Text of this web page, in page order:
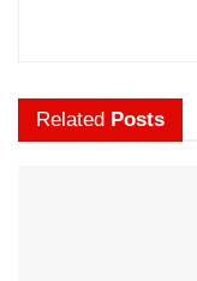
Related Posts